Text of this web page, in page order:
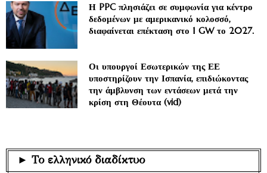
Η PPC πλησιάζει σε συμφωνία για κέντρο
δεδομένων με αμερικανικό κολοσσό,
διαφαίνεται επέκταση στο 1 GW το 2027.
Οι υπουργοί Εσωτερικών της ΕΕ
υποστηρίζουν την Ισπανία, επιδιώκοντας
την άμβλυνση των εντάσεων μετά την
κρίση στη Θέουτα (vid)
► Το ελληνικό διαδίκτυο